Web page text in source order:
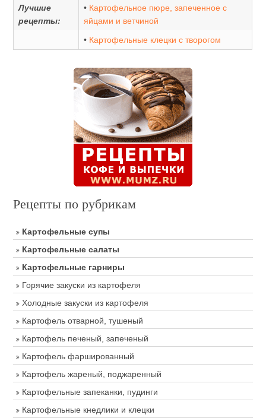
Лучшие
рецепты:
• Картофельное пюре, запеченное с
яйцами и ветчиной
• Картофельные клецки с творогом
Рецепты по рубрикам
Картофельные супы
Картофельные салаты
Картофельные гарниры
Горячие закуски из картофеля
Холодные закуски из картофеля
Картофель отварной, тушеный
Картофель печеный, запеченый
Картофель фаршированный
Картофель жареный, поджаренный
Картофельные запеканки, пудинги
Картофельные кнедлики и клецки